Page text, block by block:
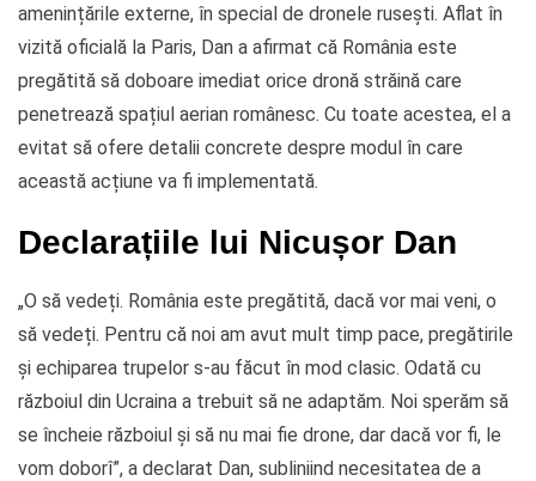
amenințările externe, în special de dronele rusești. Aflat în
vizită oficială la Paris, Dan a afirmat că România este
pregătită să doboare imediat orice dronă străină care
penetrează spațiul aerian românesc. Cu toate acestea, el a
evitat să ofere detalii concrete despre modul în care
această acțiune va fi implementată.
Declarațiile lui Nicușor Dan
„O să vedeți. România este pregătită, dacă vor mai veni, o
să vedeți. Pentru că noi am avut mult timp pace, pregătirile
și echiparea trupelor s-au făcut în mod clasic. Odată cu
războiul din Ucraina a trebuit să ne adaptăm. Noi sperăm să
se încheie războiul și să nu mai fie drone, dar dacă vor fi, le
vom doborî”, a declarat Dan, subliniind necesitatea de a